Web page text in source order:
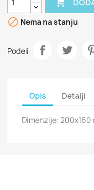
 Nema na stanju
Podeli
Opis Detalji
Dimenzije: 200x160